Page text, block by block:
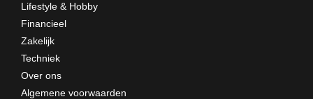
Lifestyle & Hobby
Financieel
Zakelijk
Techniek
Over ons
Algemene voorwaarden